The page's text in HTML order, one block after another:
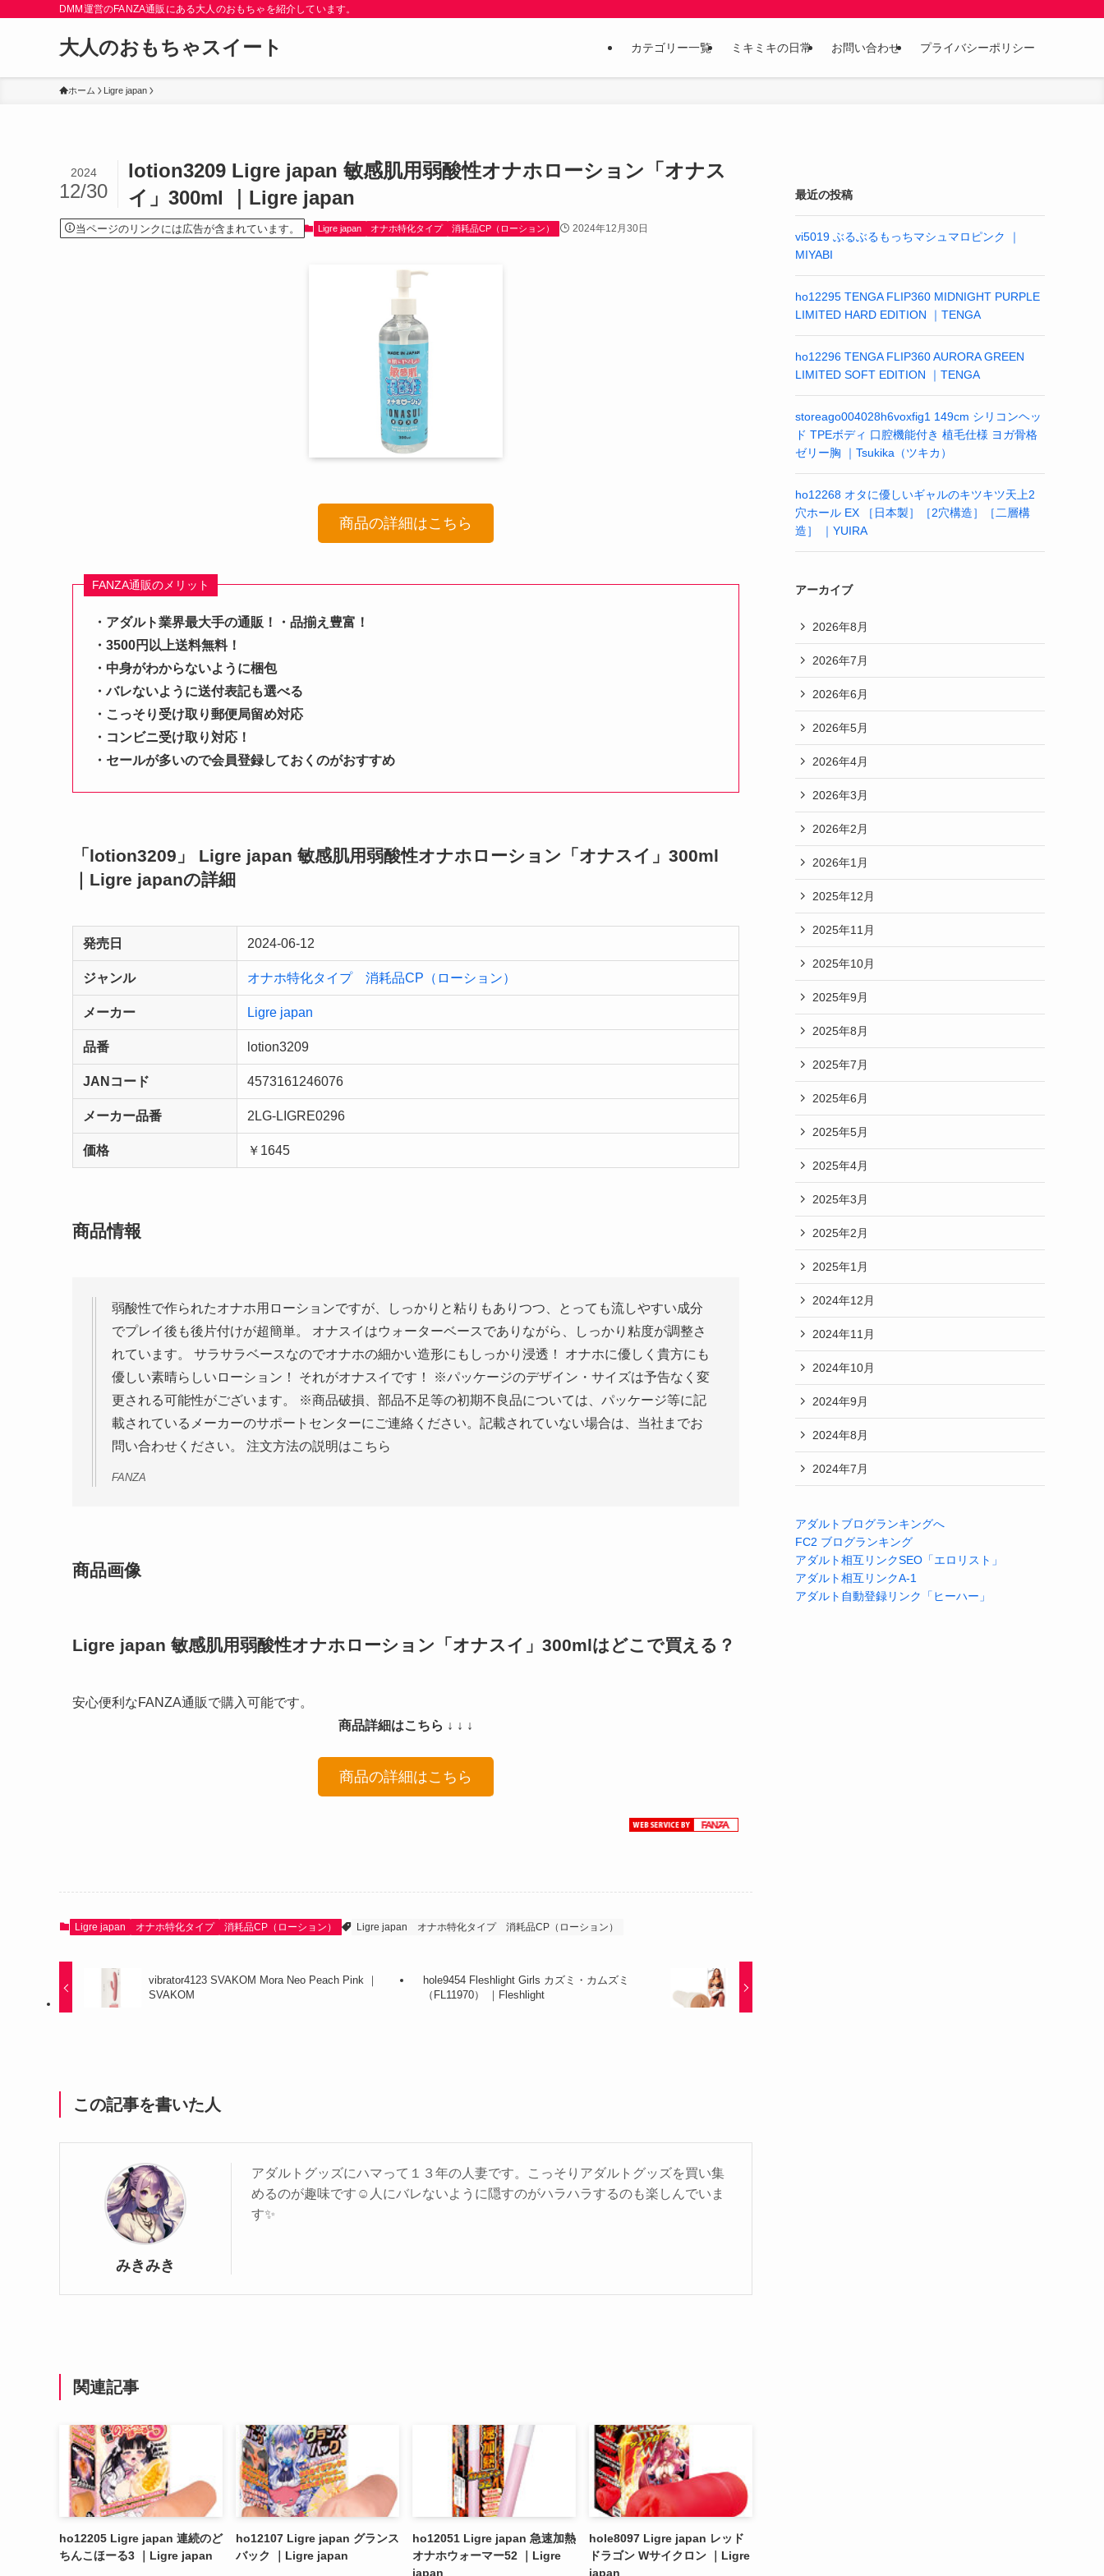
DMM運営のFANZA通販にある大人のおもちゃを紹介しています。
大人のおもちゃスイート カテゴリー一覧 ミキミキの日常 お問い合わせ プライバシーポリシー
ホーム Ligre japan
lotion3209 Ligre japan 敏感肌用弱酸性オナホローション「オナス
イ」300ml ｜Ligre japan
2024
12/30
当ページのリンクには広告が含まれています。 Ligre japan オナホ特化タイプ 消耗品CP（ローション） 2024年12月30日
商品の詳細はこちら
FANZA通販のメリット
・アダルト業界最大手の通販！・品揃え豊富！
・3500円以上送料無料！
・中身がわからないように梱包
・バレないように送付表記も選べる
・こっそり受け取り郵便局留め対応
・コンビニ受け取り対応！
・セールが多いので会員登録しておくのがおすすめ
「lotion3209」 Ligre japan 敏感肌用弱酸性オナホローション「オナスイ」300ml
｜Ligre japanの詳細
発売日 2024-06-12
ジャンル オナホ特化タイプ 消耗品CP（ローション）
メーカー Ligre japan
品番 lotion3209
JANコード 4573161246076
メーカー品番 2LG-LIGRE0296
価格 ￥1645
商品情報
弱酸性で作られたオナホ用ローションですが、しっかりと粘りもありつつ、とっても流しやすい成分
でプレイ後も後片付けが超簡単。 オナスイはウォーターベースでありながら、しっかり粘度が調整さ
れています。 サラサラベースなのでオナホの細かい造形にもしっかり浸透！ オナホに優しく貴方にも
優しい素晴らしいローション！ それがオナスイです！ ※パッケージのデザイン・サイズは予告なく変
更される可能性がございます。 ※商品破損、部品不足等の初期不良品については、パッケージ等に記
載されているメーカーのサポートセンターにご連絡ください。記載されていない場合は、当社までお
問い合わせください。 注文方法の説明はこちら
FANZA
商品画像
Ligre japan 敏感肌用弱酸性オナホローション「オナスイ」300mlはどこで買える？
安心便利なFANZA通販で購入可能です。
商品詳細はこちら ↓ ↓ ↓
商品の詳細はこちら
Ligre japan オナホ特化タイプ 消耗品CP（ローション） Ligre japan オナホ特化タイプ 消耗品CP（ローション）
vibrator4123 SVAKOM Mora Neo Peach Pink ｜
SVAKOM
hole9454 Fleshlight Girls カズミ・カムズミ
（FL11970） ｜Fleshlight
この記事を書いた人
みきみき
アダルトグッズにハマって１３年の人妻です。こっそりアダルトグッズを買い集
めるのが趣味です☺️人にバレないように隠すのがハラハラするのも楽しんでいま
す✨️
関連記事
ho12205 Ligre japan 連続のど
ちんこほーる3 ｜Ligre japan
ho12107 Ligre japan グランス
バック ｜Ligre japan
ho12051 Ligre japan 急速加熱
オナホウォーマー52 ｜Ligre
japan
hole8097 Ligre japan レッド
ドラゴン Wサイクロン ｜Ligre
japan
最近の投稿
vi5019 ぶるぶるもっちマシュマロピンク ｜
MIYABI
ho12295 TENGA FLIP360 MIDNIGHT PURPLE
LIMITED HARD EDITION ｜TENGA
ho12296 TENGA FLIP360 AURORA GREEN
LIMITED SOFT EDITION ｜TENGA
storeago004028h6voxfig1 149cm シリコンヘッ
ド TPEボディ 口腔機能付き 植毛仕様 ヨガ骨格
ゼリー胸 ｜Tsukika（ツキカ）
ho12268 オタに優しいギャルのキツキツ天上2
穴ホール EX ［日本製］［2穴構造］［二層構
造］ ｜YUIRA
アーカイブ
2026年8月
2026年7月
2026年6月
2026年5月
2026年4月
2026年3月
2026年2月
2026年1月
2025年12月
2025年11月
2025年10月
2025年9月
2025年8月
2025年7月
2025年6月
2025年5月
2025年4月
2025年3月
2025年2月
2025年1月
2024年12月
2024年11月
2024年10月
2024年9月
2024年8月
2024年7月
アダルトブログランキングへ
FC2 ブログランキング
アダルト相互リンクSEO「エロリスト」
アダルト相互リンクA-1
アダルト自動登録リンク「ヒーハー」